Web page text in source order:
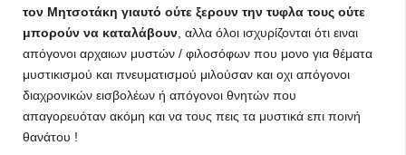
τον Μητσοτάκη γιαυτό ούτε ξερουν την τυφλα τους ούτε
μπορούν να καταλάβουν , αλλα όλοι ισχυρίζονται ότι ειναι
απόγονοι αρχαιων μυστών / φιλοσόφων που μονο για θέματα
μυστικισμού και πνευματισμού μιλούσαν και οχι απόγονοι
διαχρονικών εισβολέων ή απόγονοι θνητών που
απαγορευόταν ακόμη και να τους πεις τα μυστικά επι ποινή
θανάτου !